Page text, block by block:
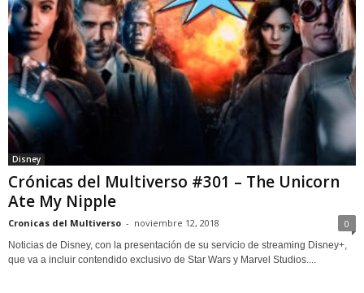
Disney
Crónicas del Multiverso #301 – The Unicorn
Ate My Nipple
Cronicas del Multiverso - noviembre 12, 2018 0
Noticias de Disney, con la presentación de su servicio de streaming Disney+,
que va a incluir contendido exclusivo de Star Wars y Marvel Studios....